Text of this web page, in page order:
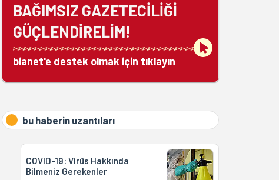
BAĞIMSIZ GAZETECİLİĞİ
GÜÇLENDİRELİM!
bianet'e destek olmak için tıklayın
bu haberin uzantıları
COVID-19: Virüs Hakkında
Bilmeniz Gerekenler